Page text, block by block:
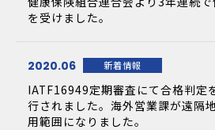
を受けました。
IATF16949定期審査にて合格判定
行されました。海外営業課が遠隔
用範囲になりました。
新着情報
2020.06